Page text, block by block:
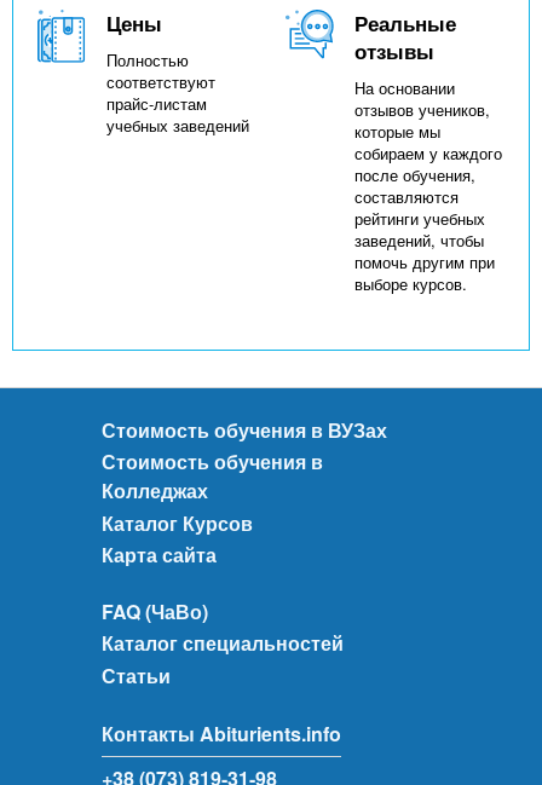
Цены
Полностью
соответствуют
прайс-листам
учебных заведений
Реальные
отзывы
На основании
отзывов учеников,
которые мы
собираем у каждого
после обучения,
составляются
рейтинги учебных
заведений, чтобы
помочь другим при
выборе курсов.
Стоимость обучения в ВУЗах
Стоимость обучения в
Колледжах
Каталог Курсов
Карта сайта
FAQ (ЧаВо)
Каталог специальностей
Статьи
Контакты Abiturients.info
+38 (073) 819-31-98